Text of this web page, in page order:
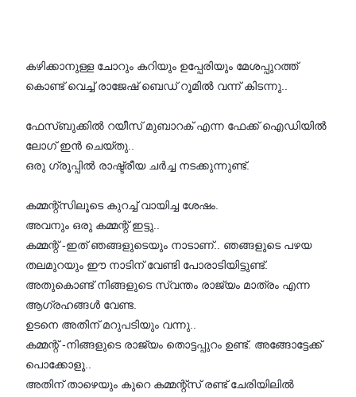
കഴിക്കാനുള്ള ചോറും കറിയും ഉപ്പേരിയും മേശപ്പുറത്ത്
കൊണ്ട് വെച്ച് രാജേഷ് ബെഡ് റൂമിൽ വന്ന്‌ കിടന്നു..
ഫേസ്ബുക്കിൽ റയീസ് മുബാറക് എന്ന ഫേക്ക് ഐഡിയിൽ
ലോഗ് ഇൻ ചെയ്തു..
ഒരു ഗ്രൂപ്പിൽ രാഷ്ട്രീയ ചർച്ച നടക്കുന്നുണ്ട്.
കമ്മന്റ്സിലൂടെ കുറച്ച് വായിച്ച ശേഷം.
അവനും ഒരു കമ്മന്റ് ഇട്ടു..
കമ്മന്റ് -ഇത് ഞങ്ങളുടെയും നാടാണ്.. ഞങ്ങളുടെ പഴയ
തലമുറയും ഈ നാടിന് വേണ്ടി പോരാടിയിട്ടുണ്ട്.
അതുകൊണ്ട് നിങ്ങളുടെ സ്വന്തം രാജ്യം മാത്രം എന്ന
ആഗ്രഹങ്ങൾ വേണ്ട.
ഉടനെ അതിന് മറുപടിയും വന്നു..
കമ്മന്റ് -നിങ്ങളുടെ രാജ്യം തൊട്ടപ്പുറം ഉണ്ട്. അങ്ങോട്ടേക്ക്
പൊക്കോളൂ..
അതിന് താഴെയും കുറെ കമ്മന്റ്സ് രണ്ട് ചേരിയിലിൽ